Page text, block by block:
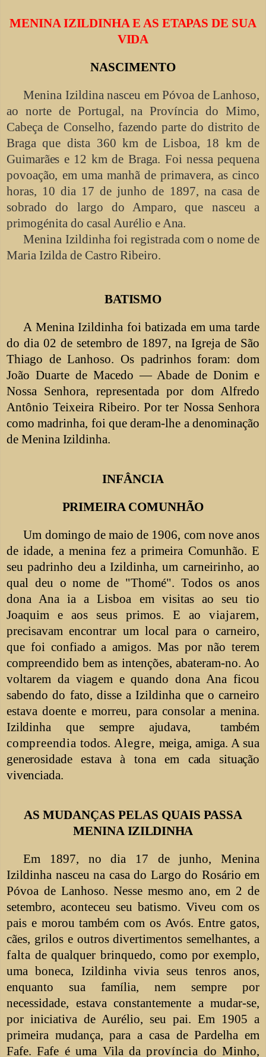
MENINA IZILDINHA E AS ETAPAS DE SUA
VIDA
NASCIMENTO
Menina Izildina nasceu em Póvoa de Lanhoso,
ao norte de Portugal, na Província do Mimo,
Cabeça de Conselho, fazendo parte do distrito de
Braga que dista 360 km de Lisboa, 18 km de
Guimarães e 12 km de Braga. Foi nessa pequena
povoação, em uma manhã de primavera, as cinco
horas, 10 dia 17 de junho de 1897, na casa de
sobrado do largo do Amparo, que nasceu a
primogénita do casal Aurélio e Ana.
Menina Izildinha foi registrada com onome de
Maria Izilda de Castro Ribeiro.
BATISMO
A Menina Izildinha foi batizada em uma tarde
do dia 02 de setembro de 1897, na Igreja de São
Thiago de Lanhoso. Os padrinhos foram: dom
João Duarte de Macedo — Abade de Donim e
Nossa Senhora, representada por dom Alfredo
Antônio Teixeira Ribeiro. Por ter Nossa Senhora
como madrinha, foi que deram-lhe a denominação
de Menina Izildinha.
INFÂNCIA
PRIMEIRA COMUNHÃO
Um domingo de maio de 1906, com nove anos
de idade, a menina fez a primeira Comunhão. E
seu padrinho deu a Izildinha, um carneirinho, ao
qual deu o nome de "Thomé". Todos os anos
dona Ana ia a Lisboa em visitas ao seu tio
Joaquim e aos seus primos. E ao viajarem,
precisavam encontrar um local para o carneiro,
que foi confiado a amigos. Mas por não terem
compreendido bem as intenções, abateram-no. Ao
voltarem da viagem e quando dona Ana ficou
sabendo do fato, disse a Izildinha que o carneiro
estava doente e morreu, para consolar a menina.
Izildinha que sempre ajudava, também
compreendia todos.Alegre, meiga, amiga. A sua
generosidade estava à tona em cada situação
vivenciada.
AS MUDANÇAS PELAS QUAIS PASSA
MENINA IZILDINHA
Em 1897, no dia 17 de junho, Menina
Izildinha nasceu na casa do Largo do Rosário em
Póvoa de Lanhoso. Nesse mesmo ano, em 2 de
setembro, aconteceu seu batismo. Viveu com os
pais e morou também com os Avós. Entre gatos,
cães, grilos e outros divertimentos semelhantes, a
falta de qualquer brinquedo, como por exemplo,
uma boneca, Izildinha vivia seus tenros anos,
enquanto sua família, nem sempre por
necessidade, estava constantemente a mudar-se,
por iniciativa de Aurélio, seupai. Em 1905 a
primeira mudança, para a casa de Pardelha em
Fafe. Fafe é uma Vila daprovíncia do Minho,